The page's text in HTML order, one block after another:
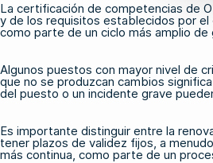
La certificación de competencias de
y de los requisitos establecidos por el
como parte de un ciclo más amplio
Algunos puestos con mayor nivel de
que no se produzcan cambios
del puesto o un incidente grave
Es importante distinguir entre la
tener plazos de validez fijos, a
más continua, como parte de un